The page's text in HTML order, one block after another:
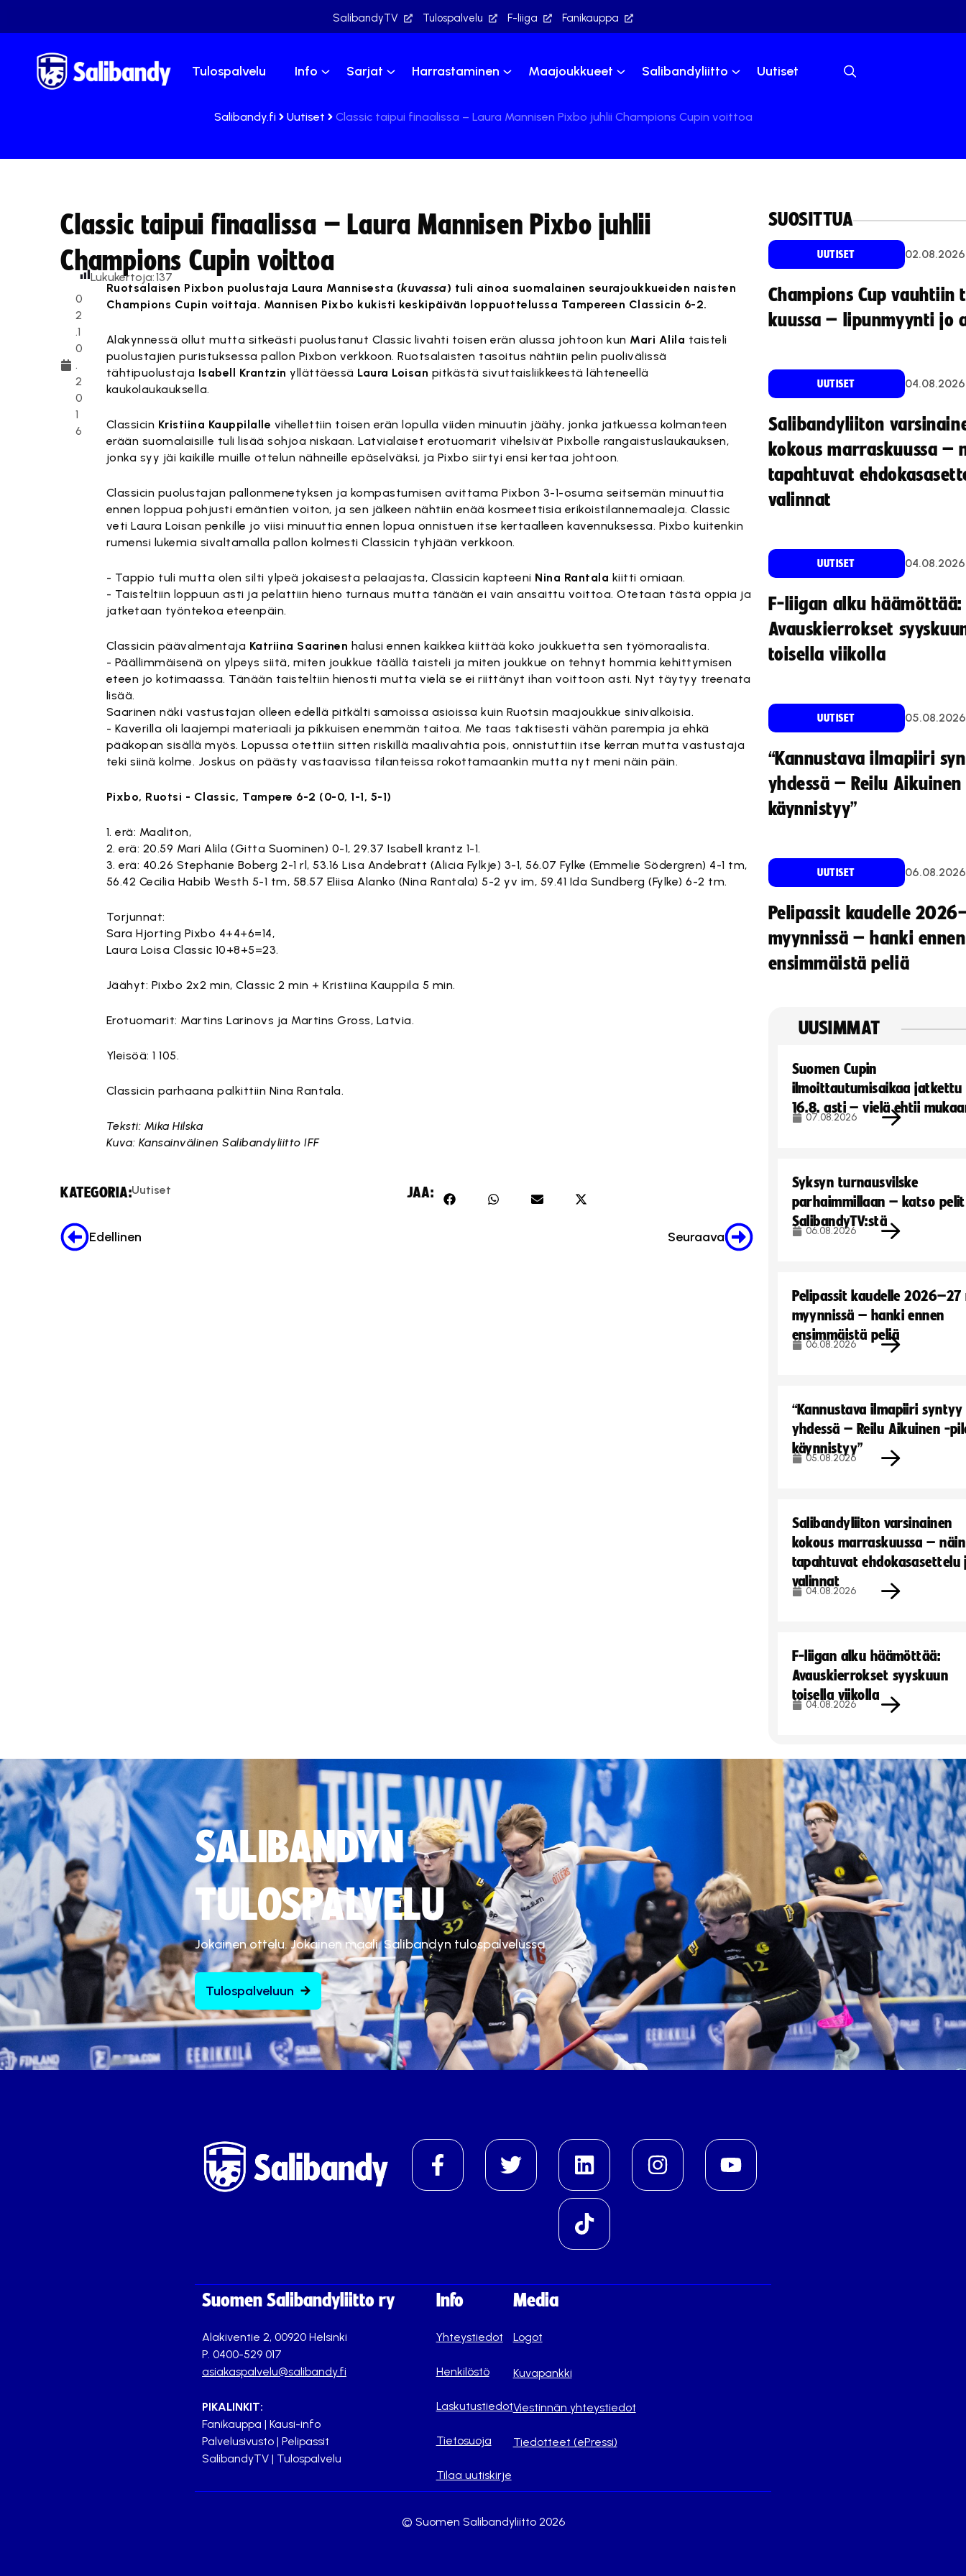
SalibandyTV Tulospalvelu F-liiga Fanikauppa
Tulospalvelu Info Sarjat Harrastaminen Maajoukkueet Salibandyliitto Uutiset
Salibandy.fi Uutiset Classic taipui finaalissa – Laura Mannisen Pixbo juhlii Champions Cupin voittoa
Classic taipui finaalissa – Laura Mannisen Pixbo juhlii
Champions Cupin voittoa
0
2
.1
0
.
2
0
1
6
Lukukertoja:137
Ruotsalaisen Pixbon puolustaja Laura Mannisesta (kuvassa) tuli ainoa suomalainen seurajoukkueiden naisten
Champions Cupin voittaja. Mannisen Pixbo kukisti keskipäivän loppuottelussa Tampereen Classicin 6-2.
Alakynnessä ollut mutta sitkeästi puolustanut Classic livahti toisen erän alussa johtoon kun Mari Alila taisteli
puolustajien puristuksessa pallon Pixbon verkkoon. Ruotsalaisten tasoitus nähtiin pelin puolivälissä
tähtipuolustaja Isabell Krantzin yllättäessä Laura Loisan pitkästä sivuttaisliikkeestä lähteneellä
kaukolaukauksella.
Classicin Kristiina Kauppilalle vihellettiin toisen erän lopulla viiden minuutin jäähy, jonka jatkuessa kolmanteen
erään suomalaisille tuli lisää sohjoa niskaan. Latvialaiset erotuomarit vihelsivät Pixbolle rangaistuslaukauksen,
jonka syy jäi kaikille muille ottelun nähneille epäselväksi, ja Pixbo siirtyi ensi kertaa johtoon.
Classicin puolustajan pallonmenetyksen ja kompastumisen avittama Pixbon 3-1-osuma seitsemän minuuttia
ennen loppua pohjusti emäntien voiton, ja sen jälkeen nähtiin enää kosmeettisia erikoistilannemaaleja. Classic
veti Laura Loisan penkille jo viisi minuuttia ennen lopua onnistuen itse kertaalleen kavennuksessa. Pixbo kuitenkin
rumensi lukemia sivaltamalla pallon kolmesti Classicin tyhjään verkkoon.
- Tappio tuli mutta olen silti ylpeä jokaisesta pelaajasta, Classicin kapteeni Nina Rantala kiitti omiaan.
- Taisteltiin loppuun asti ja pelattiin hieno turnaus mutta tänään ei vain ansaittu voittoa. Otetaan tästä oppia ja
jatketaan työntekoa eteenpäin.
Classicin päävalmentaja Katriina Saarinen halusi ennen kaikkea kiittää koko joukkuetta sen työmoraalista.
- Päällimmäisenä on ylpeys siitä, miten joukkue täällä taisteli ja miten joukkue on tehnyt hommia kehittymisen
eteen jo kotimaassa. Tänään taisteltiin hienosti mutta vielä se ei riittänyt ihan voittoon asti. Nyt täytyy treenata
lisää.
Saarinen näki vastustajan olleen edellä pitkälti samoissa asioissa kuin Ruotsin maajoukkue sinivalkoisia.
- Kaverilla oli laajempi materiaali ja pikkuisen enemmän taitoa. Me taas taktisesti vähän parempia ja ehkä
pääkopan sisällä myös. Lopussa otettiin sitten riskillä maalivahtia pois, onnistuttiin itse kerran mutta vastustaja
teki siinä kolme. Joskus on päästy vastaavissa tilanteissa rokottamaankin mutta nyt meni näin päin.
Pixbo, Ruotsi - Classic, Tampere 6-2 (0-0, 1-1, 5-1)
1. erä: Maaliton,
2. erä: 20.59 Mari Alila (Gitta Suominen) 0-1, 29.37 Isabell krantz 1-1.
3. erä: 40.26 Stephanie Boberg 2-1 rl, 53.16 Lisa Andebratt (Alicia Fylkje) 3-1, 56.07 Fylke (Emmelie Södergren) 4-1 tm,
56.42 Cecilia Habib Westh 5-1 tm, 58.57 Eliisa Alanko (Nina Rantala) 5-2 yv im, 59.41 Ida Sundberg (Fylke) 6-2 tm.
Torjunnat:
Sara Hjorting Pixbo 4+4+6=14,
Laura Loisa Classic 10+8+5=23.
Jäähyt: Pixbo 2x2 min, Classic 2 min + Kristiina Kauppila 5 min.
Erotuomarit: Martins Larinovs ja Martins Gross, Latvia.
Yleisöä: 1 105.
Classicin parhaana palkittiin Nina Rantala.
Teksti: Mika Hilska
Kuva: Kansainvälinen Salibandyliitto IFF
KATEGORIA:Uutiset JAA:
Edellinen Seuraava
SUOSITTUA
UUTISET 02.08.2026
Champions Cup vauhtiin
kuussa – lipunmyynti jo
UUTISET 04.08.2026
Salibandyliiton
kokous marraskuussa –
tapahtuvat
valinnat
UUTISET 04.08.2026
F-liigan alku häämöttää:
Avauskierrokset
toisella viikolla
UUTISET 05.08.2026
“Kannustava ilmapiiri
yhdessä – Reilu
käynnistyy”
UUTISET 06.08.2026
Pelipassit kaudelle
myynnissä – hanki ennen
ensimmäistä peliä
UUSIMMAT
Suomen Cupin
ilmoittautumisaikaa jatkettu
16.8. asti – vielä ehtii
07.08.2026
Syksyn turnausvilske
parhaimmillaan – katso pelit
SalibandyTV:stä
06.08.2026
Pelipassit kaudelle
myynnissä – hanki ennen
ensimmäistä peliä
06.08.2026
“Kannustava ilmapiiri syntyy
yhdessä – Reilu Aikuinen -
käynnistyy”
05.08.2026
Salibandyliiton varsinainen
kokous marraskuussa – näin
tapahtuvat ehdokasasettelu
valinnat
04.08.2026
F-liigan alku häämöttää:
Avauskierrokset syyskuun
toisella viikolla
04.08.2026
SALIBANDYN
TULOSPALVELU
Jokainen ottelu. Jokainen maali. Salibandyn tulospalvelussa.
Tulospalveluun
Suomen Salibandyliitto ry
Alakiventie 2, 00920 Helsinki
P. 0400-529 017
asiakaspalvelu@salibandy.fi
PIKALINKIT:
Fanikauppa | Kausi-info
Palvelusivusto | Pelipassit
SalibandyTV | Tulospalvelu
Info
Yhteystiedot
Henkilöstö
Laskutustiedot
Tietosuoja
Tilaa uutiskirje
Media
Logot
Kuvapankki
Viestinnän yhteystiedot
Tiedotteet (ePressi)
© Suomen Salibandyliitto 2026